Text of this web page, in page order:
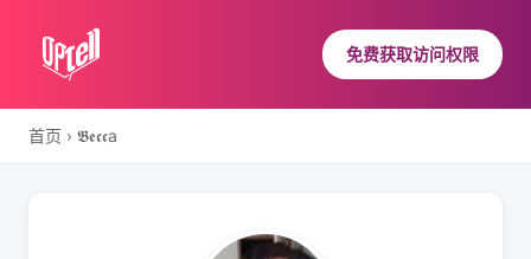
免费获取访问权限
首页 › 𝕭𝖊𝖈𝖈a